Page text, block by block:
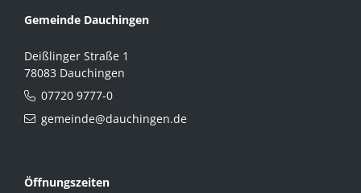
Gemeinde Dauchingen
Deißlinger Straße 1
78083 Dauchingen
07720 9777-0
gemeinde@dauchingen.de
Öffnungszeiten